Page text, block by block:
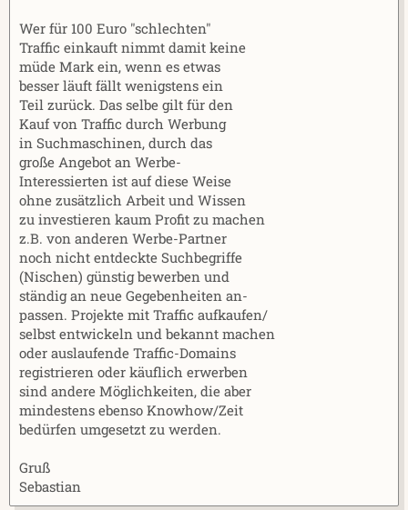
Wer für 100 Euro "schlechten"
Traffic einkauft nimmt damit keine
müde Mark ein, wenn es etwas
besser läuft fällt wenigstens ein
Teil zurück. Das selbe gilt für den
Kauf von Traffic durch Werbung
in Suchmaschinen, durch das
große Angebot an Werbe-
Interessierten ist auf diese Weise
ohne zusätzlich Arbeit und Wissen
zu investieren kaum Profit zu machen
z.B. von anderen Werbe-Partner
noch nicht entdeckte Suchbegriffe
(Nischen) günstig bewerben und
ständig an neue Gegebenheiten an-
passen. Projekte mit Traffic aufkaufen/
selbst entwickeln und bekannt machen
oder auslaufende Traffic-Domains
registrieren oder käuflich erwerben
sind andere Möglichkeiten, die aber
mindestens ebenso Knowhow/Zeit
bedürfen umgesetzt zu werden.
Gruß
Sebastian